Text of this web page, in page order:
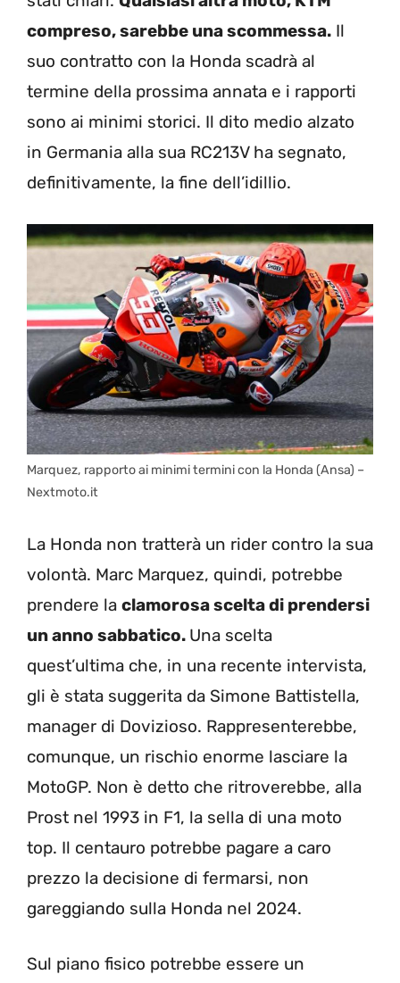
compreso, sarebbe una scommessa. Il
suo contratto con la Honda scadrà al
termine della prossima annata e i rapporti
sono ai minimi storici. Il dito medio alzato
in Germania alla sua RC213V ha segnato,
definitivamente, la fine dell’idillio.
Marquez, rapporto ai minimi termini con la Honda (Ansa) –
Nextmoto.it
La Honda non tratterà un rider contro la sua
volontà. Marc Marquez, quindi, potrebbe
prendere la clamorosa scelta di prendersi
un anno sabbatico. Una scelta
quest’ultima che, in una recente intervista,
gli è stata suggerita da Simone Battistella,
manager di Dovizioso. Rappresenterebbe,
comunque, un rischio enorme lasciare la
MotoGP. Non è detto che ritroverebbe, alla
Prost nel 1993 in F1, la sella di una moto
top. Il centauro potrebbe pagare a caro
prezzo la decisione di fermarsi, non
gareggiando sulla Honda nel 2024.
Sul piano fisico potrebbe essere un